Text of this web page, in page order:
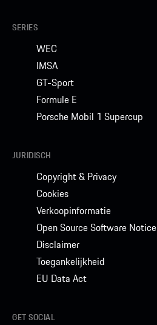
SERIES
WEC
IMSA
GT-Sport
Formule E
Porsche Mobil 1 Supercup
JURIDISCH
Copyright & Privacy
Cookies
Verkoopinformatie
Open Source Software Notice
Disclaimer
Toegankelijkheid
EU Data Act
GET SOCIAL